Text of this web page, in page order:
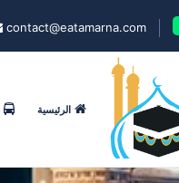
contact@eatamarna.com
الرئيسية